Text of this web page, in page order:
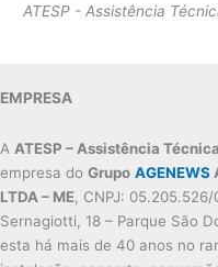
ATESP - Assistência
EMPRESA
A ATESP – Assistência
empresa do Grupo AGENEWS
LTDA – ME , CNPJ:
Sernagiotti, 18 – Parque São
esta há mais de 40 anos no